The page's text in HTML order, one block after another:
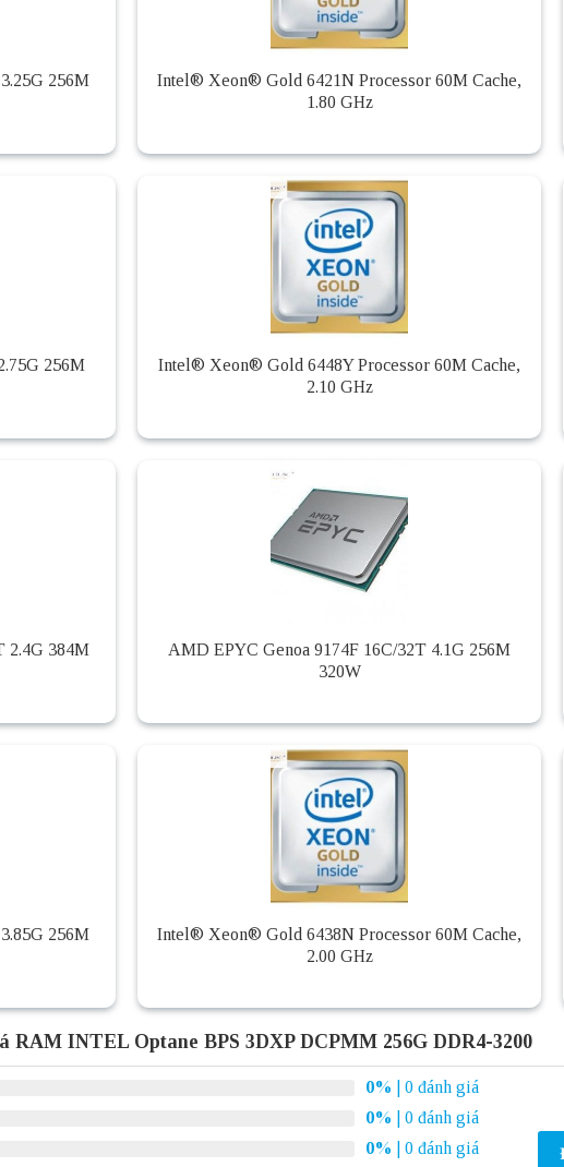
256M
Intel® Xeon® Gold 6421N Processor 60M Cache,
1.80 GHz
256M
Intel® Xeon® Gold 6448Y Processor 60M Cache,
2.10 GHz
2.4G 384M
AMD EPYC Genoa 9174F 16C/32T 4.1G 256M
320W
256M
Intel® Xeon® Gold 6438N Processor 60M Cache,
2.00 GHz
RAM INTEL Optane BPS 3DXP DCPMM 256G DDR4-3200
0%
| 0 đánh giá
0%
| 0 đánh giá
0% | 0 đánh giá